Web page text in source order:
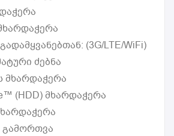
(3G/LTE/WiFi)
ძებნა
მხარდაჭერა
(HDD) მხარდაჭერა
გამორთვა